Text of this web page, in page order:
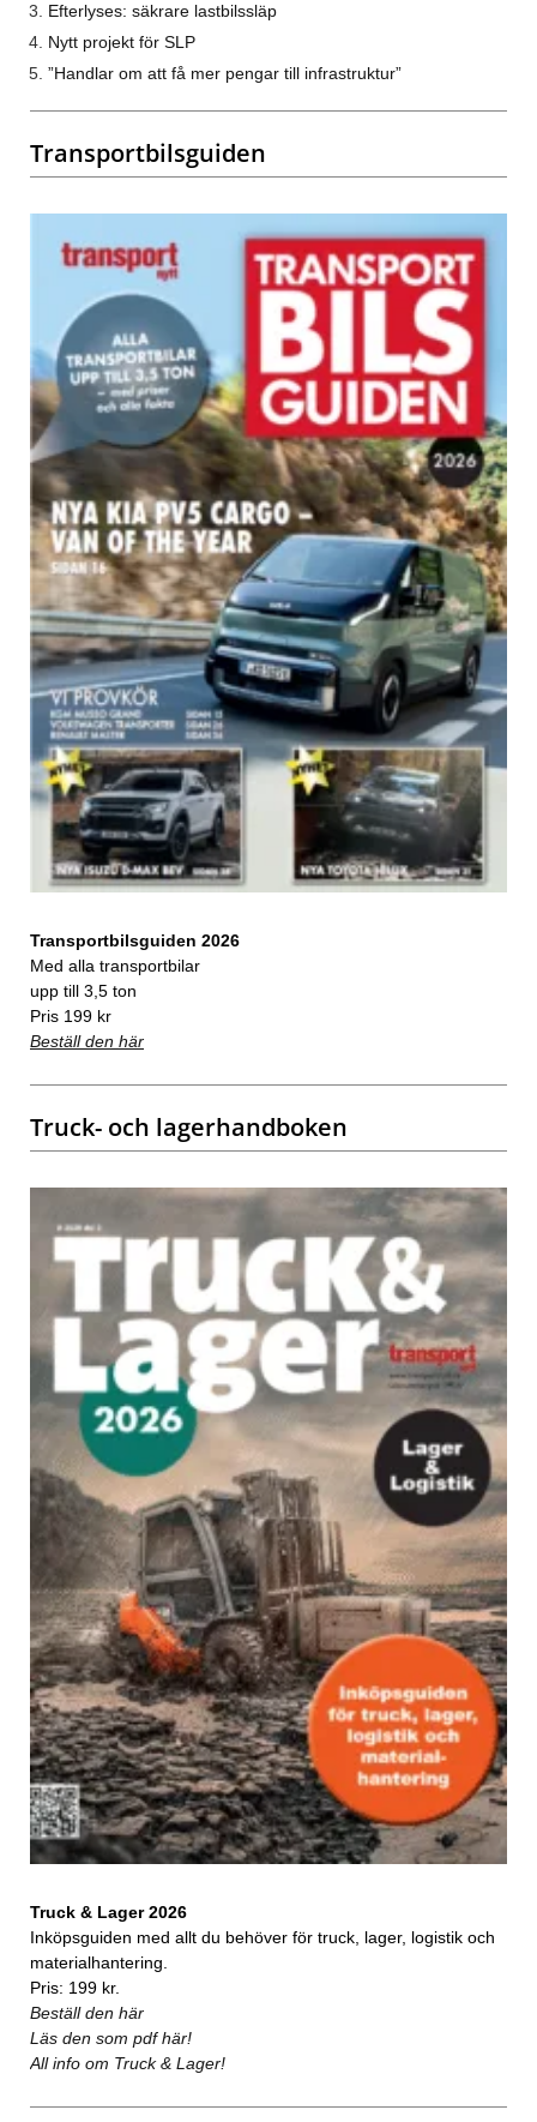
Efterlyses: säkrare lastbilssläp
Nytt projekt för SLP
”Handlar om att få mer pengar till infrastruktur”
Transportbilsguiden
Transportbilsguiden 2026
Med alla transportbilar
upp till 3,5 ton
Pris 199 kr
Beställ den här
Truck- och lagerhandboken
Truck & Lager 2026
Inköpsguiden med allt du behöver för truck, lager, logistik och
materialhantering.
Pris: 199 kr.
Beställ den här
Läs den som pdf här!
All info om Truck & Lager!